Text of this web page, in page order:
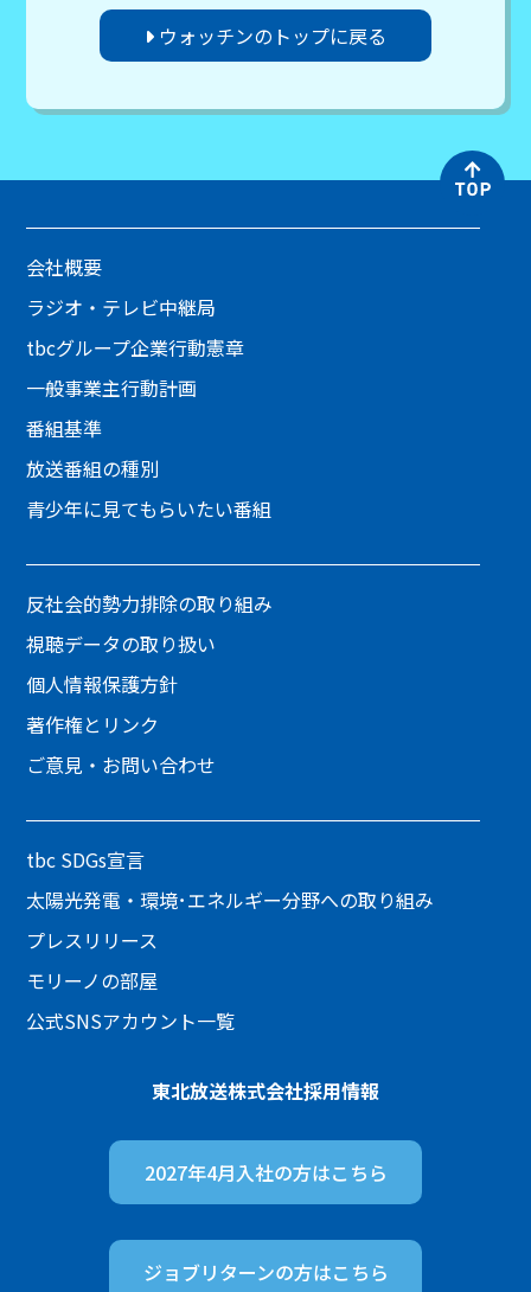
ウォッチンのトップに戻る
会社概要
ラジオ・テレビ中継局
tbcグループ企業行動憲章
一般事業主行動計画
番組基準
放送番組の種別
青少年に見てもらいたい番組
反社会的勢力排除の取り組み
視聴データの取り扱い
個人情報保護方針
著作権とリンク
ご意見・お問い合わせ
tbc SDGs宣言
太陽光発電・環境･エネルギー分野への取り組み
プレスリリース
モリーノの部屋
公式SNSアカウント一覧
東北放送株式会社採用情報
2027年4月入社の方はこちら
ジョブリターンの方はこちら